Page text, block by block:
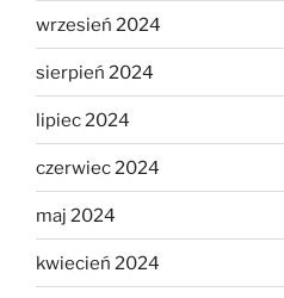
wrzesień 2024
sierpień 2024
lipiec 2024
czerwiec 2024
maj 2024
kwiecień 2024